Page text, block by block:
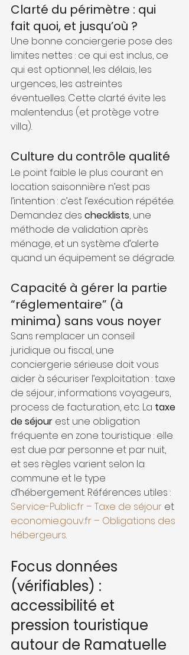
Clarté du périmètre : qui
fait quoi, et jusqu’où ?
Une bonne conciergerie pose des
limites nettes : ce qui est inclus, ce
qui est optionnel, les délais, les
urgences, les astreintes
éventuelles. Cette clarté évite les
malentendus (et protège votre
villa).
Culture du contrôle qualité
Le point faible le plus courant en
location saisonnière n’est pas
l’intention : c’est l’exécution répétée.
Demandez des checklists, une
méthode de validation après
ménage, et un système d’alerte
quand un équipement se dégrade.
Capacité à gérer la partie
“réglementaire” (à
minima) sans vous noyer
Sans remplacer un conseil
juridique ou fiscal, une
conciergerie sérieuse doit vous
aider à sécuriser l’exploitation : taxe
de séjour, informations voyageurs,
process de facturation, etc. La taxe
de séjour est une obligation
fréquente en zone touristique : elle
est due par personne et par nuit,
et ses règles varient selon la
commune et le type
d’hébergement. Références utiles :
Service-Public.fr – Taxe de séjour et
economie.gouv.fr – Obligations des
hébergeurs.
Focus données
(vérifiables) :
accessibilité et
pression touristique
autour de Ramatuelle